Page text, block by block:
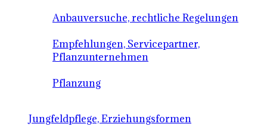
Anbauversuche, rechtliche Regelungen
Empfehlungen, Servicepartner,
Pflanzunternehmen
Pflanzung
Jungfeldpflege, Erziehungsformen